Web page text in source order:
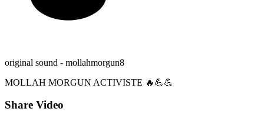
original sound - mollahmorgun8
MOLLAH MORGUN ACTIVISTE 🔥💪💪
Share Video